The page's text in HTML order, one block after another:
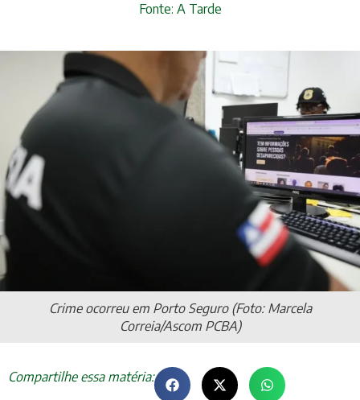
Fonte: A Tarde
Crime ocorreu em Porto Seguro (Foto: Marcela
Correia/Ascom PCBA)
Compartilhe essa matéria: